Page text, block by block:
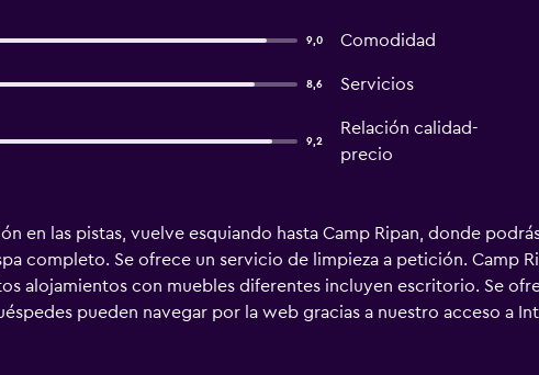
9,0 Comodidad
8,6 Servicios
9,2
Relación calidad-
precio
en las pistas, vuelve esquiando hasta Camp Ripan, donde
completo. Se ofrece un servicio de limpieza a petición. Camp
alojamientos con muebles diferentes incluyen escritorio. Se
pueden navegar por la web gracias a nuestro acceso a
de ocio y esparcimiento en este hotel incluyen pistas de tenis
practicar las actividades de ocio y esparcimiento que se